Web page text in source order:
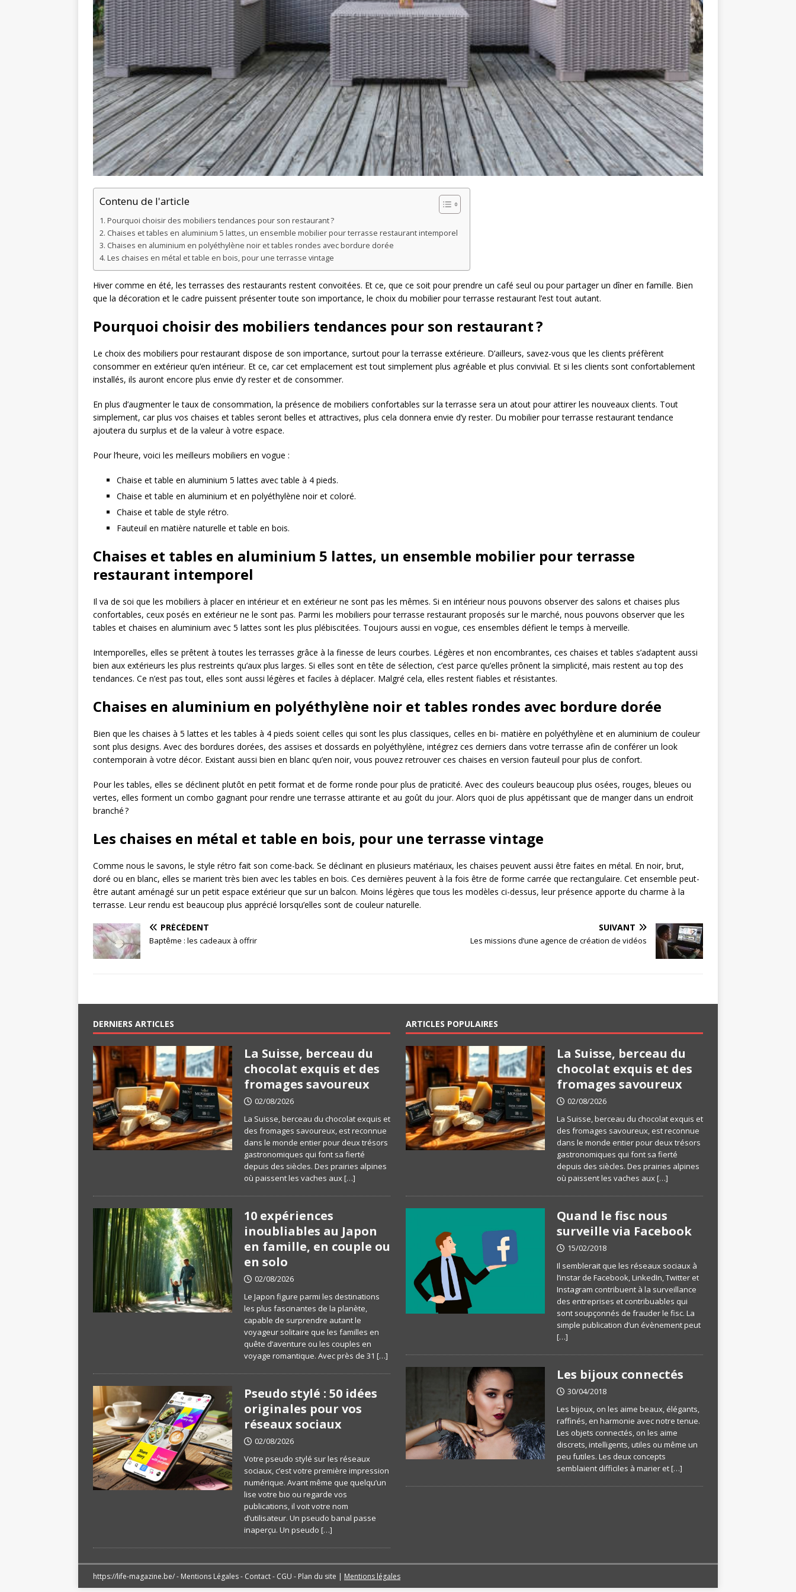
Contenu de l'article
Pourquoi choisir des mobiliers tendances pour son restaurant ?
Chaises et tables en aluminium 5 lattes, un ensemble mobilier pour terrasse restaurant intemporel
Chaises en aluminium en polyéthylène noir et tables rondes avec bordure dorée
Les chaises en métal et table en bois, pour une terrasse vintage
Hiver comme en été, les terrasses des restaurants restent convoitées. Et ce, que ce soit pour prendre un café seul ou pour partager un dîner en famille. Bien
que la décoration et le cadre puissent présenter toute son importance, le choix du mobilier pour terrasse restaurant l’est tout autant.
Pourquoi choisir des mobiliers tendances pour son restaurant ?
Le choix des mobiliers pour restaurant dispose de son importance, surtout pour la terrasse extérieure. D’ailleurs, savez-vous que les clients préfèrent
consommer en extérieur qu’en intérieur. Et ce, car cet emplacement est tout simplement plus agréable et plus convivial. Et si les clients sont confortablement
installés, ils auront encore plus envie d’y rester et de consommer.
En plus d’augmenter le taux de consommation, la présence de mobiliers confortables sur la terrasse sera un atout pour attirer les nouveaux clients. Tout
simplement, car plus vos chaises et tables seront belles et attractives, plus cela donnera envie d’y rester. Du mobilier pour terrasse restaurant tendance
ajoutera du surplus et de la valeur à votre espace.
Pour l’heure, voici les meilleurs mobiliers en vogue :
Chaise et table en aluminium 5 lattes avec table à 4 pieds.
Chaise et table en aluminium et en polyéthylène noir et coloré.
Chaise et table de style rétro.
Fauteuil en matière naturelle et table en bois.
Chaises et tables en aluminium 5 lattes, un ensemble mobilier pour terrasse
restaurant intemporel
Il va de soi que les mobiliers à placer en intérieur et en extérieur ne sont pas les mêmes. Si en intérieur nous pouvons observer des salons et chaises plus
confortables, ceux posés en extérieur ne le sont pas. Parmi les mobiliers pour terrasse restaurant proposés sur le marché, nous pouvons observer que les
tables et chaises en aluminium avec 5 lattes sont les plus plébiscitées. Toujours aussi en vogue, ces ensembles défient le temps à merveille.
Intemporelles, elles se prêtent à toutes les terrasses grâce à la finesse de leurs courbes. Légères et non encombrantes, ces chaises et tables s’adaptent aussi
bien aux extérieurs les plus restreints qu’aux plus larges. Si elles sont en tête de sélection, c’est parce qu’elles prônent la simplicité, mais restent au top des
tendances. Ce n’est pas tout, elles sont aussi légères et faciles à déplacer. Malgré cela, elles restent fiables et résistantes.
Chaises en aluminium en polyéthylène noir et tables rondes avec bordure dorée
Bien que les chaises à 5 lattes et les tables à 4 pieds soient celles qui sont les plus classiques, celles en bi- matière en polyéthylène et en aluminium de couleur
sont plus designs. Avec des bordures dorées, des assises et dossards en polyéthylène, intégrez ces derniers dans votre terrasse afin de conférer un look
contemporain à votre décor. Existant aussi bien en blanc qu’en noir, vous pouvez retrouver ces chaises en version fauteuil pour plus de confort.
Pour les tables, elles se déclinent plutôt en petit format et de forme ronde pour plus de praticité. Avec des couleurs beaucoup plus osées, rouges, bleues ou
vertes, elles forment un combo gagnant pour rendre une terrasse attirante et au goût du jour. Alors quoi de plus appétissant que de manger dans un endroit
branché ?
Les chaises en métal et table en bois, pour une terrasse vintage
Comme nous le savons, le style rétro fait son come-back. Se déclinant en plusieurs matériaux, les chaises peuvent aussi être faites en métal. En noir, brut,
doré ou en blanc, elles se marient très bien avec les tables en bois. Ces dernières peuvent à la fois être de forme carrée que rectangulaire. Cet ensemble peut-
être autant aménagé sur un petit espace extérieur que sur un balcon. Moins légères que tous les modèles ci-dessus, leur présence apporte du charme à la
terrasse. Leur rendu est beaucoup plus apprécié lorsqu’elles sont de couleur naturelle.
PRÉCÉDENT
Baptême : les cadeaux à offrir
SUIVANT
Les missions d’une agence de création de vidéos
DERNIERS ARTICLES
La Suisse, berceau du
chocolat exquis et des
fromages savoureux
02/08/2026
La Suisse, berceau du chocolat exquis et
des fromages savoureux, est reconnue
dans le monde entier pour deux trésors
gastronomiques qui font sa fierté
depuis des siècles. Des prairies alpines
où paissent les vaches aux[…]
10 expériences
inoubliables au Japon
en famille, en couple ou
en solo
02/08/2026
Le Japon figure parmi les destinations
les plus fascinantes de la planète,
capable de surprendre autant le
voyageur solitaire que les familles en
quête d’aventure ou les couples en
voyage romantique. Avec près de 31 […]
Pseudo stylé : 50 idées
originales pour vos
réseaux sociaux
02/08/2026
Votre pseudo stylé sur les réseaux
sociaux, c’est votre première impression
numérique. Avant même que quelqu’un
lise votre bio ou regarde vos
publications, il voit votre nom
d’utilisateur. Un pseudo banal passe
inaperçu. Un pseudo […]
ARTICLES POPULAIRES
La Suisse, berceau du
chocolat exquis et des
fromages savoureux
02/08/2026
La Suisse, berceau du chocolat exquis et
des fromages savoureux, est reconnue
dans le monde entier pour deux trésors
gastronomiques qui font sa fierté
depuis des siècles. Des prairies alpines
où paissent les vaches aux[…]
Quand le fisc nous
surveille via Facebook
15/02/2018
Il semblerait que les réseaux sociaux à
l’instar de Facebook, LinkedIn, Twitter et
Instagram contribuent à la surveillance
des entreprises et contribuables qui
sont soupçonnés de frauder le fisc. La
simple publication d’un évènement peut
[…]
Les bijoux connectés
30/04/2018
Les bijoux, on les aime beaux, élégants,
raffinés, en harmonie avec notre tenue.
Les objets connectés, on les aime
discrets, intelligents, utiles ou même un
peu futiles. Les deux concepts
semblaient difficiles à marier et[…]
https://life-magazine.be/ - Mentions Légales- Contact- CGU - Plan du site | Mentions légales